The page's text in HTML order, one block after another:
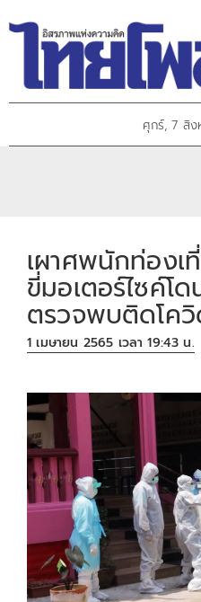
ศุกร์, 7 สิ
เผาศพนักท่องเ
ขี่มอเตอร์ไซค์โ
ตรวจพบติดโค
1 เมษายน 2565 เวลา 19:43 น.